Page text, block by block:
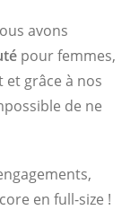
avons
pour femmes,
et grâce à nos
de ne
en full-size !